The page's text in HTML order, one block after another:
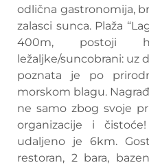
odlična gastronomija,
zalasci sunca. Plaža
400m, postoji
ležaljke/suncobrani: uz
poznata je po
morskom blagu.
ne samo zbog svoje
organizacije i
udaljeno je 6km.
restoran, 2 bara,